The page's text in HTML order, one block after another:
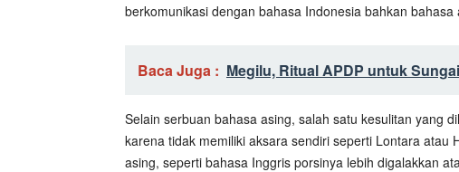
berkomunikasi dengan bahasa Indonesia bahkan
Baca Juga : Megilu, Ritual APDP untuk
Selain serbuan bahasa asing, salah satu kesulitan yang
karena tidak memiliki aksara sendiri seperti Lontara atau
asing, seperti bahasa Inggris porsinya lebih digalakkan